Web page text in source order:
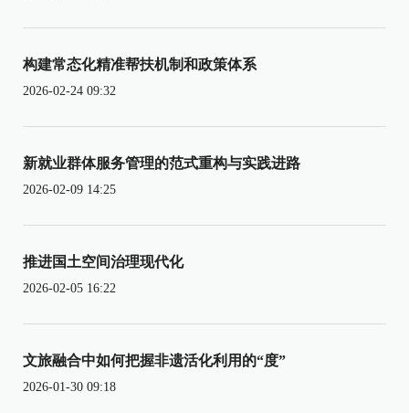
构建常态化精准帮扶机制和政策体系
2026-02-24 09:32
新就业群体服务管理的范式重构与实践进路
2026-02-09 14:25
推进国土空间治理现代化
2026-02-05 16:22
文旅融合中如何把握非遗活化利用的“度”
2026-01-30 09:18